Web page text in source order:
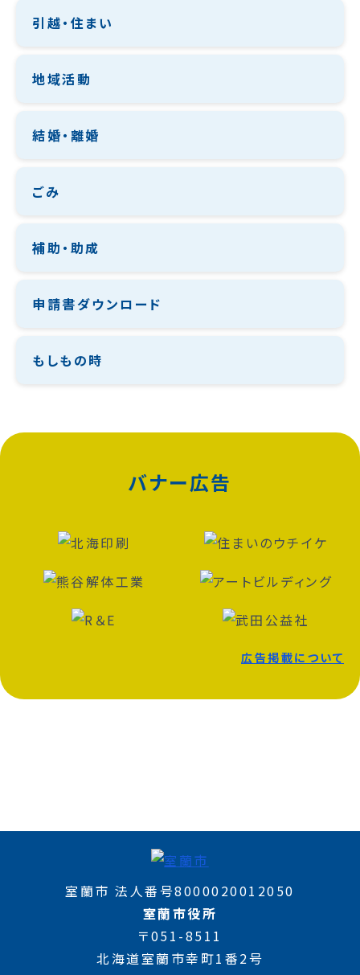
引越・住まい
地域活動
結婚・離婚
ごみ
補助・助成
申請書ダウンロード
もしもの時
バナー広告
広告掲載について
室蘭市 法人番号8000020012050
室蘭市役所
〒051-8511
北海道室蘭市幸町1番2号